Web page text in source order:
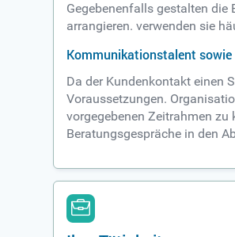
Gegebenenfalls gestalten
arrangieren. verwenden sie
Kommunikationstalent
Da der Kundenkontakt einen
Voraussetzungen.
vorgegebenen Zeitrahmen zu
Beratungsgespräche in den